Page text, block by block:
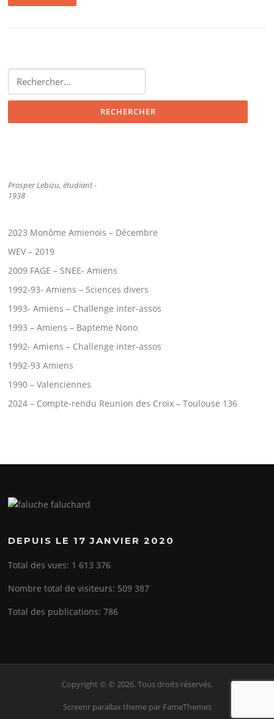
Prosper Lebizu, étudiant -
1938
2023 Monôme Amienois – Décembre
WEV – 2019
2009 FAGE – SNEE- Amiens
1992-93- Amiens – Sciences divers
1993- Amiens – Challenge inter-assos
1993 – Amiens – Bapteme Nono
1992- Amiens – Challenge inter-assos
1992-93 Amiens
1990 – Valenciennes
2024 – Compte-rendu Reunion des Croix – Toulouse 136
DEPUIS LE 17 JANVIER 2020
Total des vues: 1 613 376
Nombre total de visiteurs: 509 387
Total des publications:786
Copyright © © 2026. Tous droits réservés.
Screenr parallax themepar FameThemes